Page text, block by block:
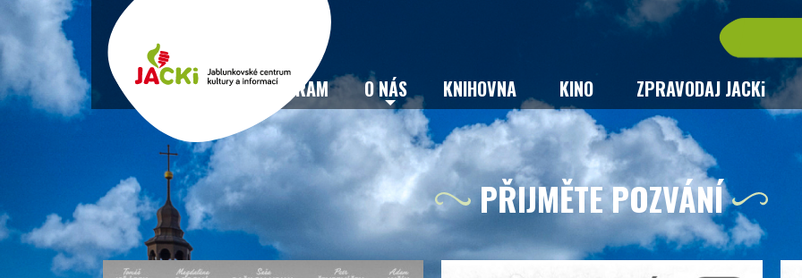
VSTUPENKY PROGRAM O NÁS KNIHOVNA KINO ZPRAVODAJ JACKi
PŘIJMĚTE POZVÁNÍ